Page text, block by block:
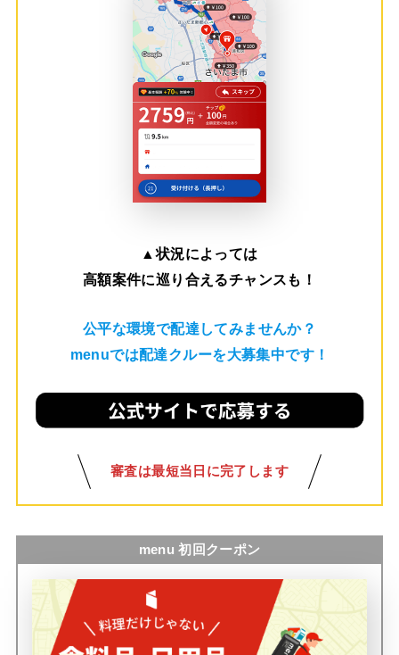
▲状況によっては
高額案件に巡り合えるチャンスも！
公平な環境で配達してみませんか？
menuでは配達クルーを大募集中です！
審査は最短当日に完了します
menu 初回クーポン